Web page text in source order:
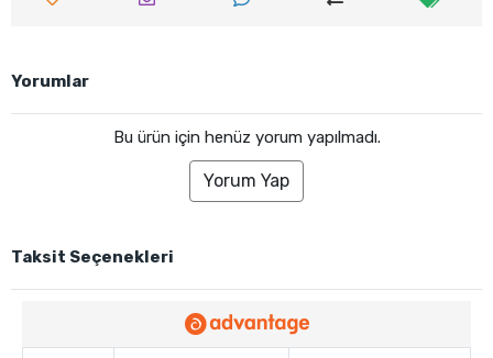
Yorumlar
Bu ürün için henüz yorum yapılmadı.
Yorum Yap
Taksit Seçenekleri